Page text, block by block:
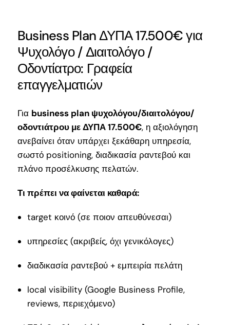
Business Plan ΔΥΠΑ 17.500€ για
Ψυχολόγο / Διαιτολόγο /
Οδοντίατρο: Γραφεία
επαγγελματιών
Για business plan ψυχολόγου/διαιτολόγου/
οδοντιάτρου με ΔΥΠΑ 17.500€, η αξιολόγηση
ανεβαίνει όταν υπάρχει ξεκάθαρη υπηρεσία,
σωστό positioning, διαδικασία ραντεβού και
πλάνο προσέλκυσης πελατών.
Τι πρέπει να φαίνεται καθαρά:
target κοινό (σε ποιον απευθύνεσαι)
υπηρεσίες (ακριβείς, όχι γενικόλογες)
διαδικασία ραντεβού + εμπειρία πελάτη
local visibility (Google Business Profile,
reviews, περιεχόμενο)